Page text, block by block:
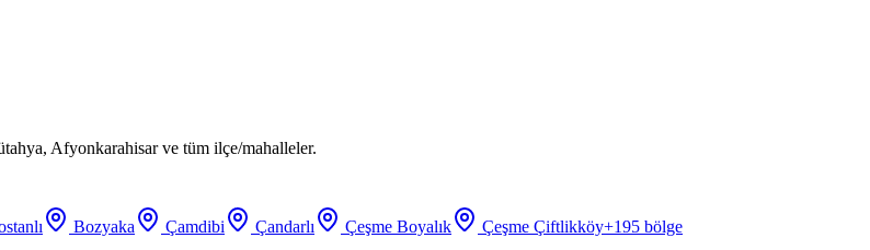
Afyonkarahisar ve tüm ilçe/mahalleler.
Bozyaka Çamdibi Çandarlı Çeşme Boyalık Çeşme Çiftlikköy+195 bölge